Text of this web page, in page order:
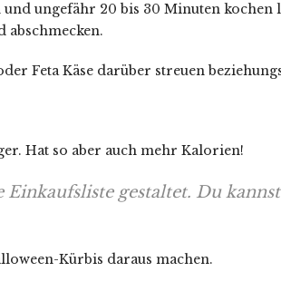
ungefähr 20 bis 30 Minuten kochen
abschmecken.
Feta Käse darüber streuen
Hat so aber auch mehr Kalorien!
gestaltet. Du
Kürbis daraus machen.